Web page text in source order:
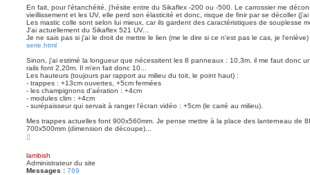
rs
s
a
g
e
En fait, pour l'étanchéité, j'hésite entre du Sikaflex -200 ou -500. Le carrossier me
vieillissement et les UV, elle perd son élasticité et donc, risque de finir par se décoller
Les mastic colle sont selon lui mieux, car ils gardent des caractéristiques de souplesse
J'ai actuellement du Sikaflex 521 UV...
Je ne sais pas si j'ai le droit de mettre le lien (me le dire si ce n'est pas le cas, je
serie.html
Sinon, j'ai estimé la longueur que nécessitent les 8 panneaux : 10,3m. il me faut donc
rails font 2,20m. Il m'en fait donc 10...
Les hauteurs (toujours par rapport au milieu du toit, le point haut) :
- trappes : +13cm ouvertes, +5cm fermées
- les champignons d'aération : +4cm
- modules clim : +4cm
- surépaisseur qui servait à ranger l'écran vidéo : +5cm (le carré au milieu).
Mes trappes actuelles font 900x560mm. Je pense mettre à la place des lanterneau de
700x500mm (dimension de découpe)...
t
lambish
Administrateur du site
Messages : 769